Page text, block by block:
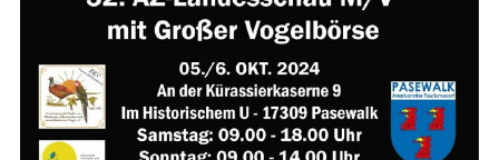
Strasburger Ehrenamtspreis „SBG“
Welcome to Strasburg (Uckermark)
Ласкаво просимо до Штрасбурга (Уккермарк)